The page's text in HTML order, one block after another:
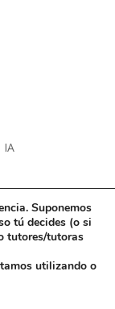
IA
Suponemos
tú decides (o si
tutores/tutoras
utilizando o